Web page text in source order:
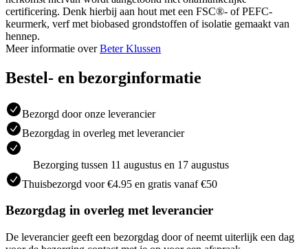
certificering. Denk hierbij aan hout met een FSC®- of PEFC-
keurmerk, verf met biobased grondstoffen of isolatie gemaakt van
hennep.
Meer informatie overBeter Klussen
Bestel- en bezorginformatie
Bezorgd door onze leverancier
Bezorgdag in overleg met leverancier
Bezorging tussen 11 augustus en 17 augustus
Thuisbezorgd voor €4.95 en gratis vanaf €50
Bezorgdag in overleg met leverancier
De leverancier geeft een bezorgdag door of neemt uiterlijk een dag